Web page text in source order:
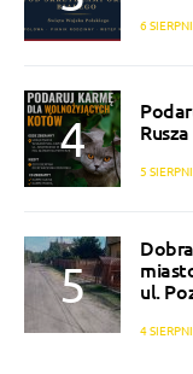
6
5
ul.
4